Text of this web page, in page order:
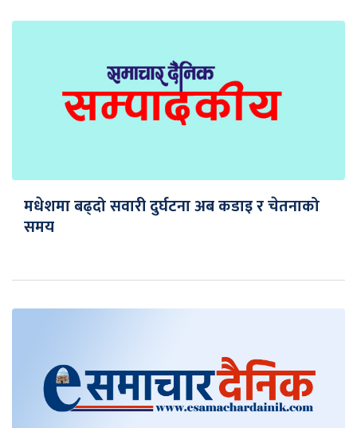
मधेशमा बढ्दो सवारी दुर्घटना अब कडाइ र चेतनाको
समय